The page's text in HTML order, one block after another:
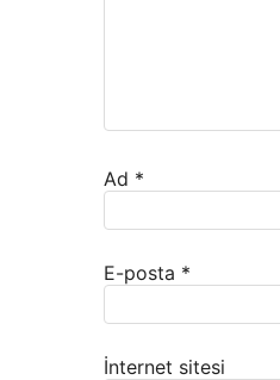
Ad *
E-posta *
İnternet sitesi